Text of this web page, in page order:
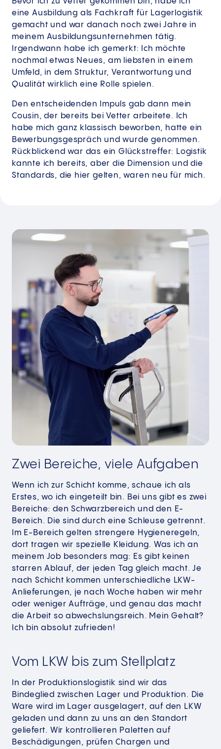
eine Ausbildung als Fachkraft für Lagerlogistik
gemacht und war danach noch zwei Jahre in
meinem Ausbildungsunternehmen tätig.
Irgendwann habe ich gemerkt: Ich möchte
nochmal etwas Neues, am liebsten in einem
Umfeld, in dem Struktur, Verantwortung und
Qualität wirklich eine Rolle spielen.
Den entscheidenden Impuls gab dann mein
Cousin, der bereits bei Vetter arbeitete. Ich
habe mich ganz klassisch beworben, hatte ein
Bewerbungsgespräch und wurde genommen.
Rückblickend war das ein Glückstreffer: Logistik
kannte ich bereits, aber die Dimension und die
Standards, die hier gelten, waren neu für mich.
Zwei Bereiche, viele Aufgaben
Wenn ich zur Schicht komme, schaue ich als
Erstes, wo ich eingeteilt bin. Bei uns gibt es zwei
Bereiche: den Schwarzbereich und den E-
Bereich. Die sind durch eine Schleuse getrennt.
Im E-Bereich gelten strengere Hygieneregeln,
dort tragen wir spezielle Kleidung. Was ich an
meinem Job besonders mag: Es gibt keinen
starren Ablauf, der jeden Tag gleich macht. Je
nach Schicht kommen unterschiedliche LKW-
Anlieferungen, je nach Woche haben wir mehr
oder weniger Aufträge, und genau das macht
die Arbeit so abwechslungsreich. Mein Gehalt?
Ich bin absolut zufrieden!
Vom LKW bis zum Stellplatz
In der Produktionslogistik sind wir das
Bindeglied zwischen Lager und Produktion. Die
Ware wird im Lager ausgelagert, auf den LKW
geladen und dann zu uns an den Standort
geliefert. Wir kontrollieren Paletten auf
Beschädigungen, prüfen Chargen und